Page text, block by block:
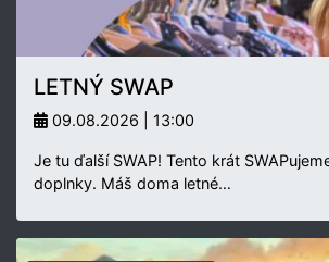
LETNÝ SWAP
09.08.2026 | 13:00
Je tu ďalší SWAP! Tento krát
doplnky. Máš doma letné…